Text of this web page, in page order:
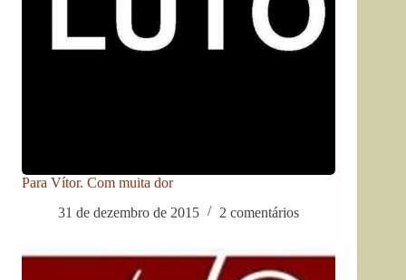
Para Vítor. Com muita dor
31 de dezembro de 2015
2 comentários